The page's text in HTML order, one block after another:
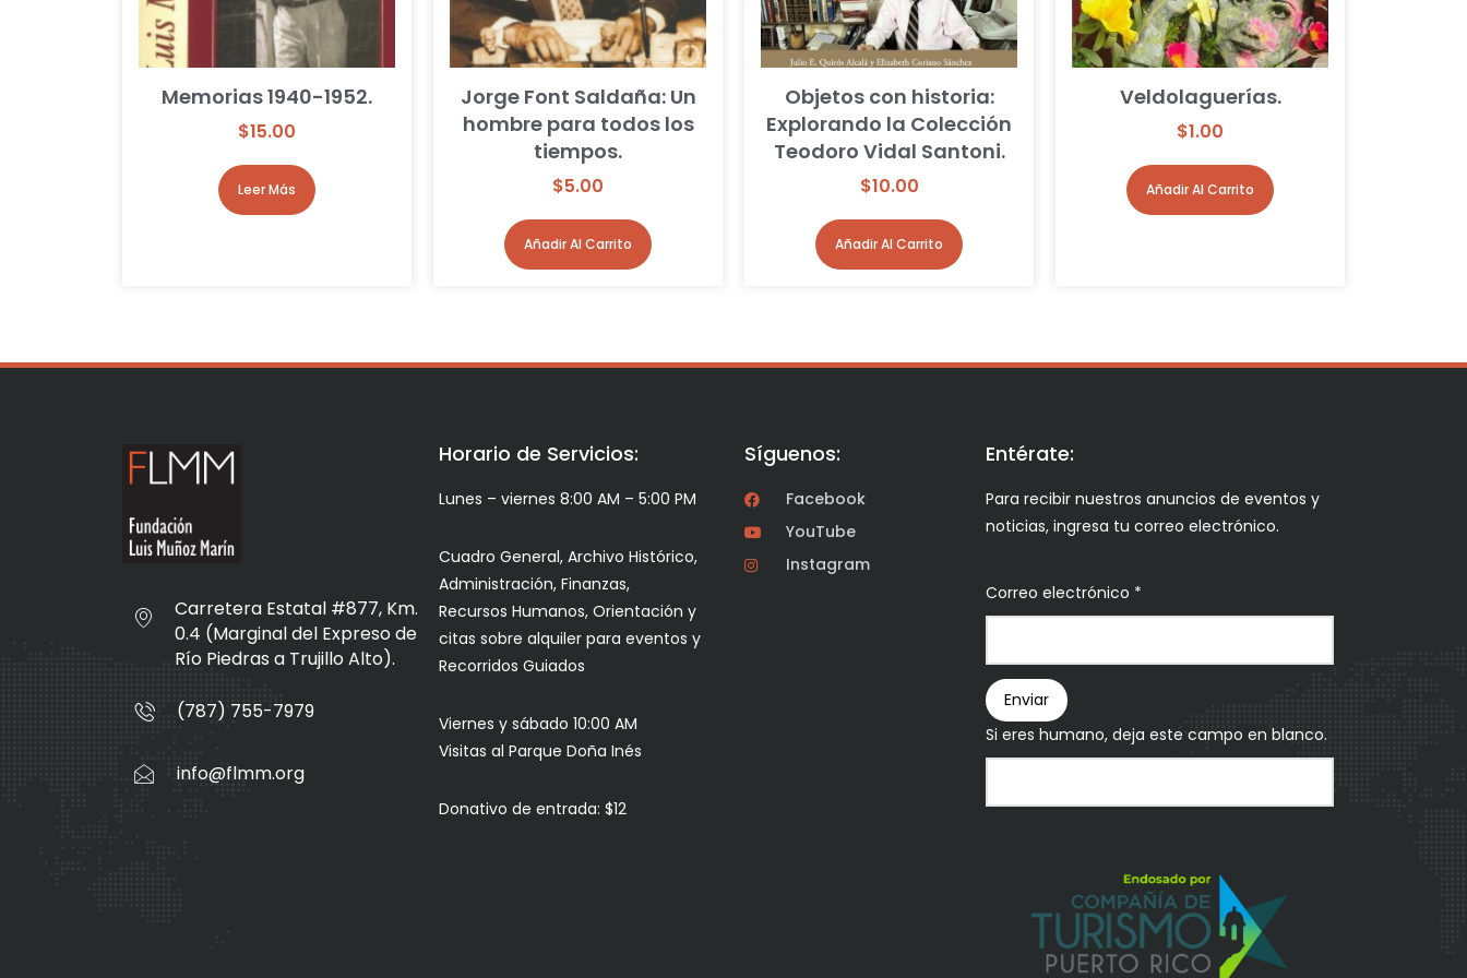
Memorias 1940-1952.
$15.00
Leer Más
Jorge Font Saldaña: Un
hombre para todos los
tiempos.
$5.00
Añadir Al Carrito
Objetos con historia:
Explorando la Colección
Teodoro Vidal Santoni.
$10.00
Añadir Al Carrito
Veldolaguerías.
$1.00
Añadir Al Carrito
Carretera Estatal #877, Km.
0.4 (Marginal del Expreso de
Río Piedras a Trujillo Alto).
(787) 755-7979
info@flmm.org
Horario de Servicios:
Lunes – viernes 8:00 AM – 5:00 PM
Cuadro General, Archivo Histórico,
Administración, Finanzas,
Recursos Humanos, Orientación y
citas sobre alquiler para eventos y
Recorridos Guiados
Viernes y sábado 10:00 AM
Visitas al Parque Doña Inés
Donativo de entrada: $12
Síguenos:
Facebook
YouTube
Instagram
Entérate:
Para recibir nuestros anuncios de eventos y
noticias, ingresa tu correo electrónico.
Boletín
Correo electrónico *
Enviar
Si eres humano, deja este campo en blanco.